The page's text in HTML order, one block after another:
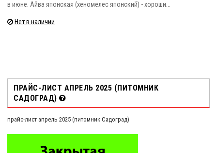
в июне. Айва японская (хеномелес японский) - хороши...
Нет в наличии
ПРАЙС-ЛИСТ АПРЕЛЬ 2025 (ПИТОМНИК
САДОГРАД)
прайс-лист апрель 2025 (питомник Садоград)